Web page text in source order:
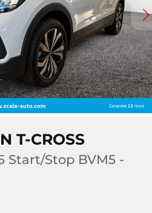
T-CROSS
Start/Stop BVM5 -